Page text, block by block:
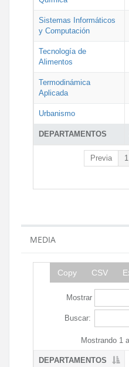
DEPARTAMENTOS
Sistemas Informáticos
y Computación
Tecnología de
Alimentos
Termodinámica
Aplicada
Urbanismo
Previa 1
MEDIA
Copy CSV
Mostrar
Buscar:
Mostrando 1
DEPARTAMENTOS